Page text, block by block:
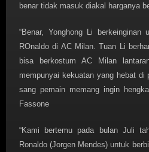
benar tidak masuk diakal harganya
“Benar, Yonghong Li berkeinginan
ROnaldo di AC Milan. Tuan Li
bisa berkostum AC Milan
mempunyai kekuatan yang hebat
sang pemain memang ingin
Fassone
“Kami bertemu pada bulan Juli
Ronaldo (Jorgen Mendes) untuk